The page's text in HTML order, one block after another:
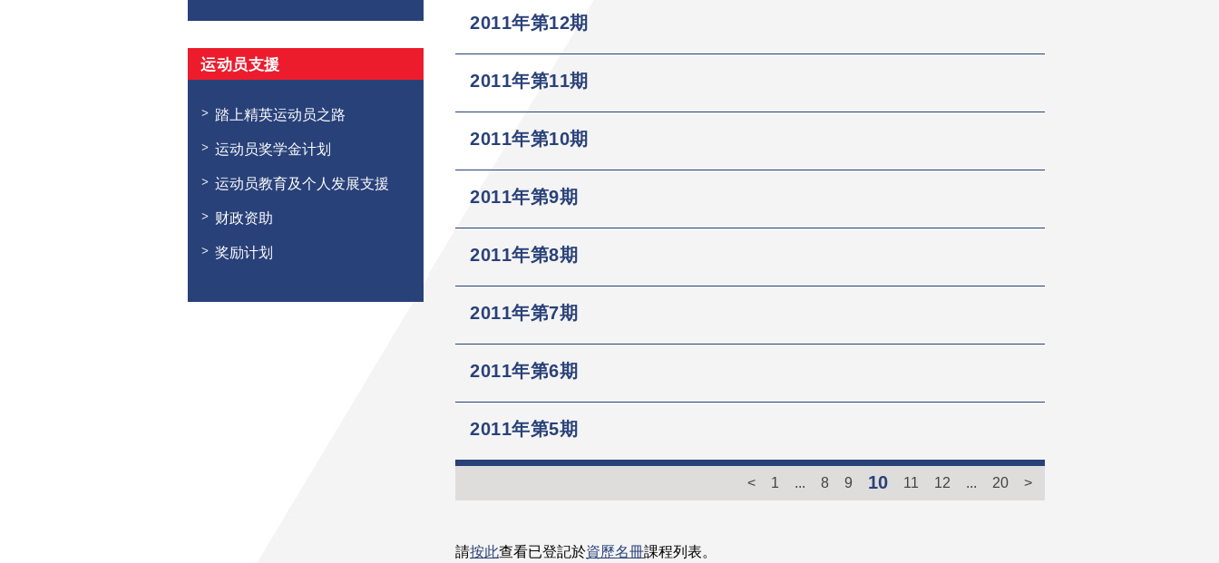
运动员支援
踏上精英运动员之路
运动员奖学金计划
运动员教育及个人发展支援
财政资助
奖励计划
2011年第12期
2011年第11期
2011年第10期
2011年第9期
2011年第8期
2011年第7期
2011年第6期
2011年第5期
< 1 ... 8 9 10 11 12 ... 20 >
請按此查看已登記於資歷名冊課程列表。